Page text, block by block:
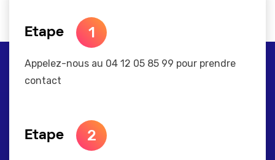
Etape 1
Appelez-nous au 04 12 05 85 99 pour prendre
contact
Etape 2